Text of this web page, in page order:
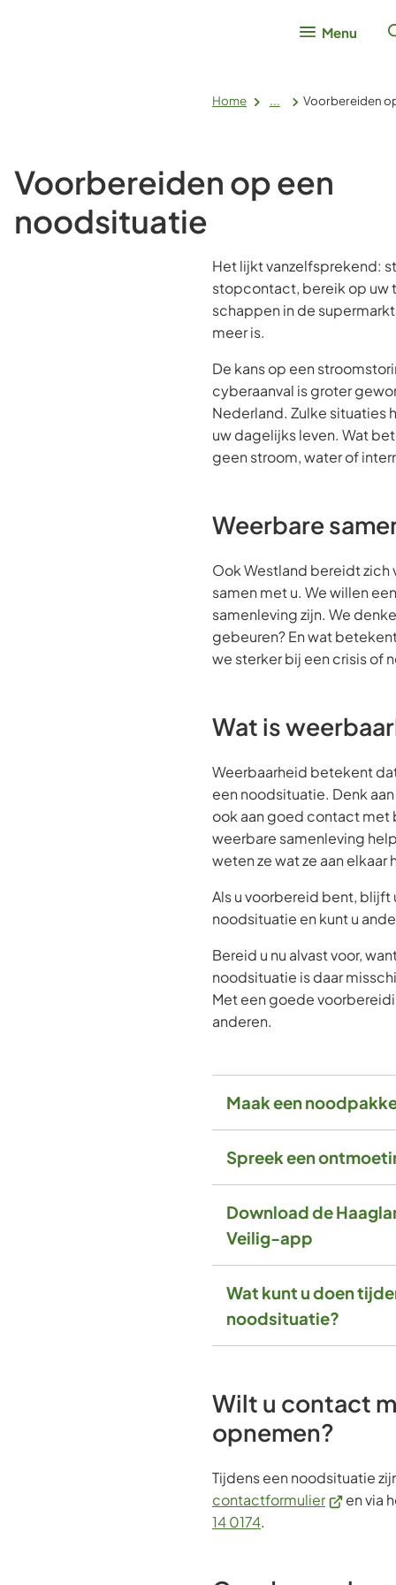
Menu
Home ... Voorbereiden
Voorbereiden op een
noodsituatie
Het lijkt vanzelfsprekend:
stopcontact, bereik op uw
schappen in de
meer is.
De kans op een
cyberaanval is groter
Nederland. Zulke situaties
uw dagelijks leven. Wat
geen stroom, water of
Weerbare
Ook Westland bereidt zich
samen met u. We willen
samenleving zijn. We
gebeuren? En wat
we sterker bij een crisis of
Wat is
Weerbaarheid betekent
een noodsituatie. Denk
ook aan goed contact met
weerbare samenleving
weten ze wat ze aan elkaar
Als u voorbereid bent, blijft
noodsituatie en kunt u
Bereid u nu alvast voor,
noodsituatie is daar
Met een goede
anderen.
Maak een
Spreek een
Download de
Veilig-app
Wat kunt u doen
noodsituatie?
Wilt u contact
opnemen?
Tijdens een noodsituatie
contactformulier(Verwijst
en via
14 0174(Verwijst
.